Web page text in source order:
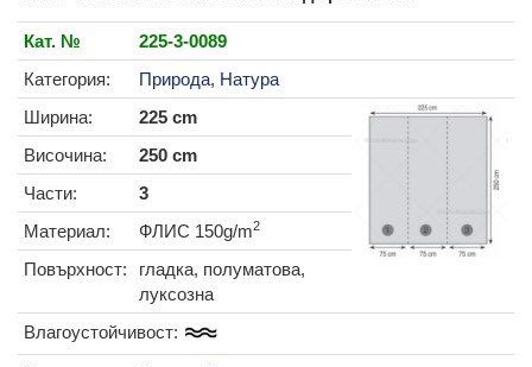
Кат. №
225-3-0089
Категория:
Природа, Натура
Ширина:
225 cm
Височина:
250 cm
Части:
3
Материал:
ФЛИС 150g/m2
Повърхност:
гладка, полуматова,
луксозна
Влагоустойчивост: